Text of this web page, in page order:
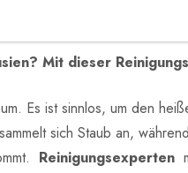
Mit dieser
Es ist sinnlos, um den
sich Staub an,
Reinigungsexperten